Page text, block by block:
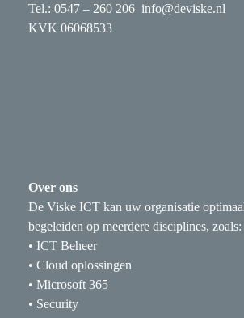
Tel.: 0547 – 260 206 info@deviske.nl
KVK 06068533
Over ons
De Viske ICT kan uw organisatie
begeleiden op meerdere disciplines, zoals:
• ICT Beheer
• Cloud oplossingen
• Microsoft 365
• Security